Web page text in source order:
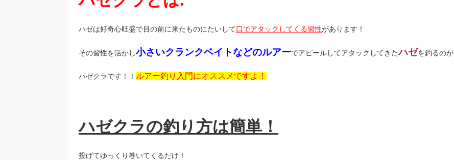
ハゼは好奇心旺盛で目の前に来たものにたいして口でアタックしてくる習性があります！
その習性を活かし小さいクランクベイトなどのルアーでアピールしてアタックしてきたハゼを釣るのが
ハゼクラです！！ ルアー釣り入門にオススメですよ！
ハゼクラの釣り方は簡単！
投げてゆっくり巻いてくるだけ！